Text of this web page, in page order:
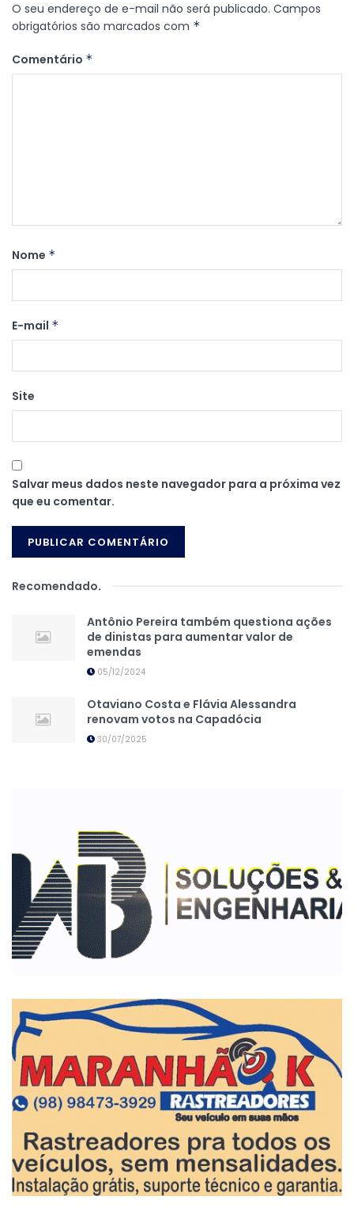
O seu endereço de e-mail não será publicado. Campos
obrigatórios são marcados com *
Comentário *
Nome *
E-mail *
Site
Salvar meus dados neste navegador para a próxima vez
que eu comentar.
Recomendado.
Antônio Pereira também questiona ações
de dinistas para aumentar valor de
emendas
05/12/2024
Otaviano Costa e Flávia Alessandra
renovam votos na Capadócia
30/07/2025